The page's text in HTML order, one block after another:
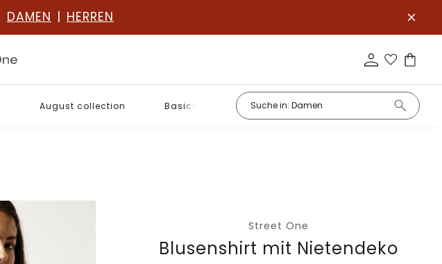
DAMEN | HERREN
August collection Basics
Street One
Blusenshirt mit Nietendeko